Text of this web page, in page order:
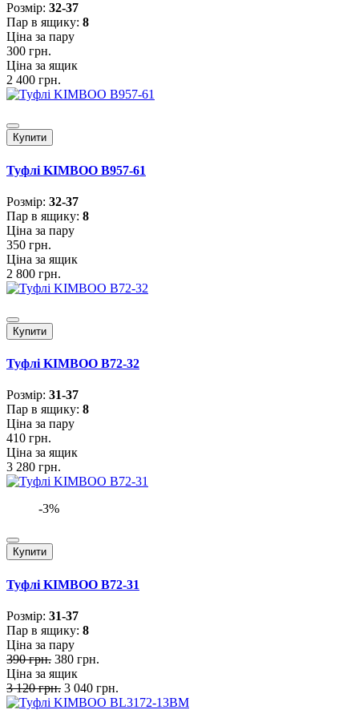
Розмiр: 32-37
Пар в ящику: 8
Ціна за пару
300 грн.
Ціна за ящик
2 400 грн.
Купити
Туфлі KIMBOO B957-61
Розмiр: 32-37
Пар в ящику: 8
Ціна за пару
350 грн.
Ціна за ящик
2 800 грн.
Купити
Туфлі KIMBOO B72-32
Розмiр: 31-37
Пар в ящику: 8
Ціна за пару
410 грн.
Ціна за ящик
3 280 грн.
-3%
Купити
Туфлі KIMBOO B72-31
Розмiр: 31-37
Пар в ящику: 8
Ціна за пару
390 грн. 380 грн.
Ціна за ящик
3 120 грн. 3 040 грн.